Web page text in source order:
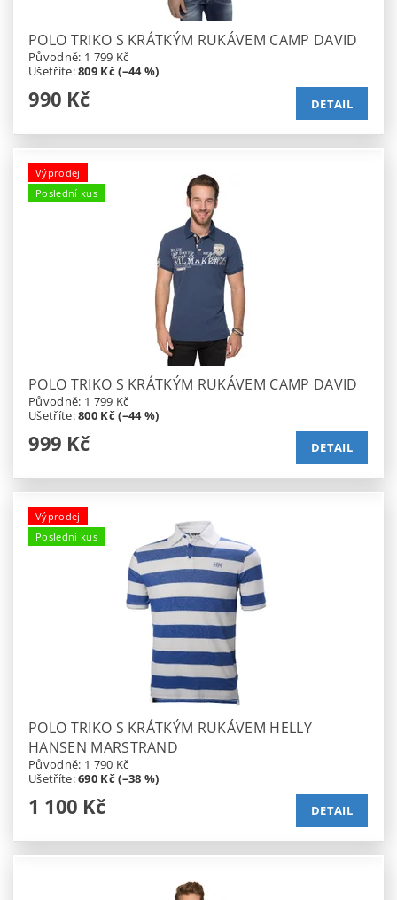
POLO TRIKO S KRÁTKÝM RUKÁVEM CAMP DAVID
Původně: 1 799 Kč
Ušetříte:809 Kč (–44 %)
990 Kč DETAIL
Výprodej
Poslední kus
POLO TRIKO S KRÁTKÝM RUKÁVEM CAMP DAVID
Původně: 1 799 Kč
Ušetříte:800 Kč (–44 %)
999 Kč DETAIL
Výprodej
Poslední kus
POLO TRIKO S KRÁTKÝM RUKÁVEM HELLY
HANSEN MARSTRAND
Původně: 1 790 Kč
Ušetříte:690 Kč (–38 %)
1 100 Kč DETAIL